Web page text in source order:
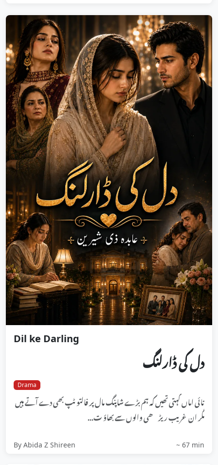
Dil ke Darling
دل کی ڈارلنگ
Drama
تائی اماں کہتی تھیں کہ ہم بڑے شاپنگ مال پر فالتو ٹپ بھی دے آتے ہیں
مگر ان غریب ریڑھی والوں سے بھاؤ ت...
By Abida Z Shireen ~ 67 min